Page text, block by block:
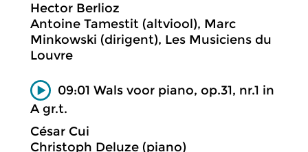
Hector Berlioz
Antoine Tamestit (altviool), Marc
Minkowski (dirigent), Les Musiciens du
Louvre
09:01 Wals voor piano, op.31, nr.1 in
A gr.t.
César Cui
Christoph Deluze (piano)